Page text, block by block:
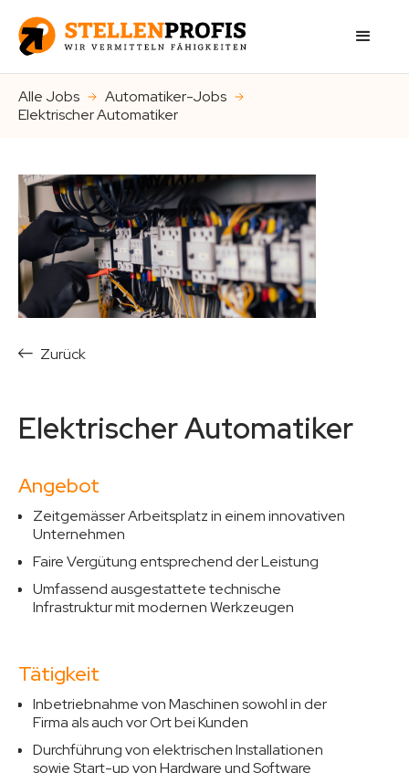
Alle Jobs
Automatiker-Jobs
Elektrischer Automatiker
Zurück
Elektrischer Automatiker
Angebot
Zeitgemässer Arbeitsplatz in einem innovativen
Unternehmen
Faire Vergütung entsprechend der Leistung
Umfassend ausgestattete technische
Infrastruktur mit modernen Werkzeugen
Tätigkeit
Inbetriebnahme von Maschinen sowohl in der
Firma als auch vor Ort bei Kunden
Durchführung von elektrischen Installationen
sowie Start-up von Hardware und Software